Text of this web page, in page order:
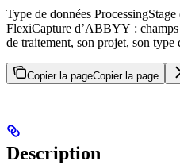
Type de données
FlexiCapture d’ABBYY : champs
de traitement, son projet, son type
Copier la pageCopier la page
Description